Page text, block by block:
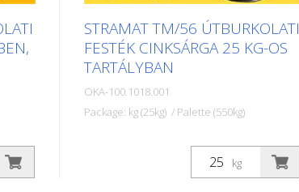
STRAMAT TM/56 ÚTBURKOLATI
FESTÉK CINKSÁRGA 25 KG-OS
TARTÁLYBAN
OKA-100.1018.001
Package: kg (25kg) / Palette (550kg)
A STRAMAT útburkolati festékeket
elsősorban aszfalt- vagy
betonfelületeken használják, szegély-
kg